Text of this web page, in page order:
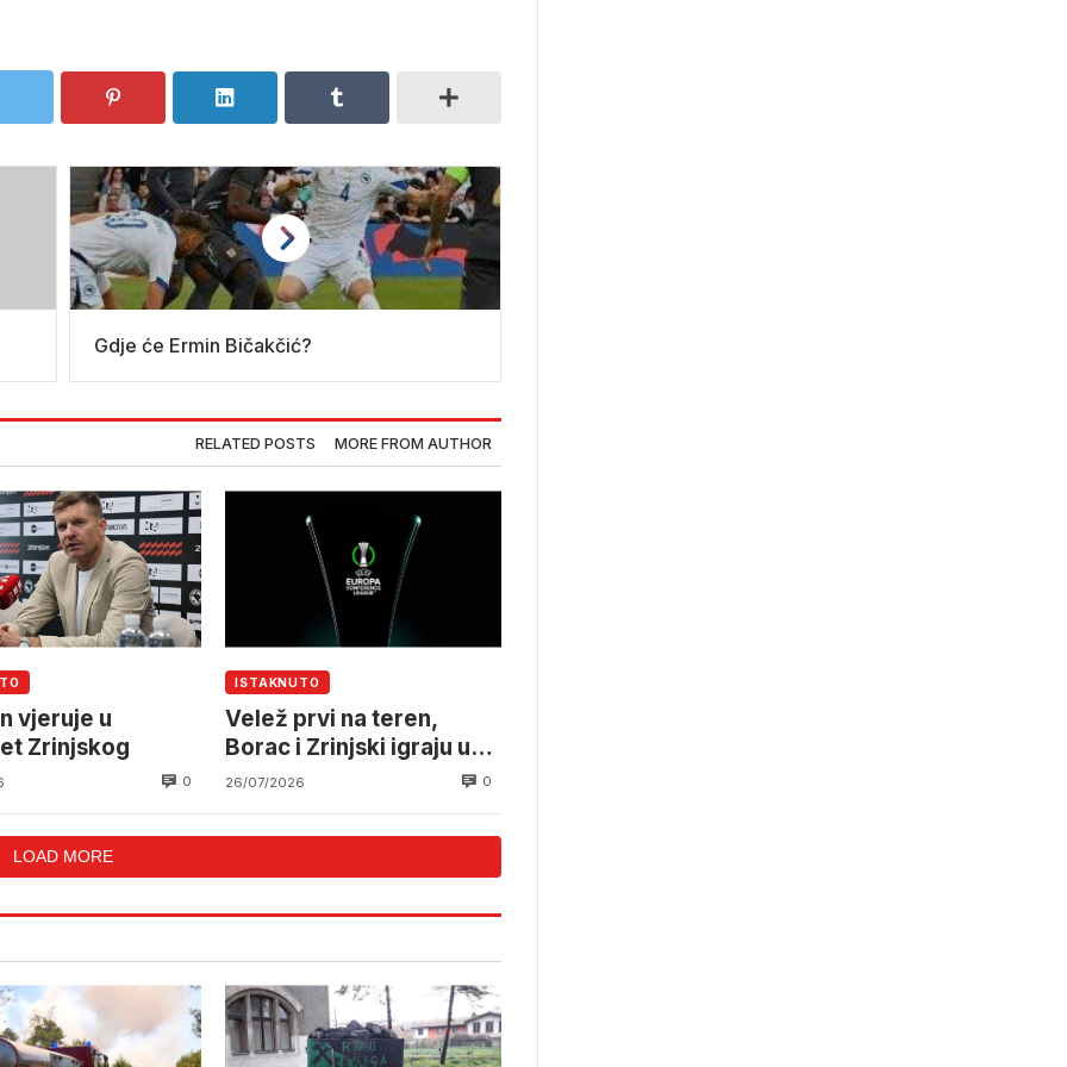
Gdje će Ermin Bičakčić?
RELATED POSTS MORE FROM AUTHOR
vjeruje u
Zrinjskog
0
ISTAKNUTO
Velež prvi na teren,
Borac i Zrinjski igraju u
večernjim satima
26/07/2026 0
LOAD MORE